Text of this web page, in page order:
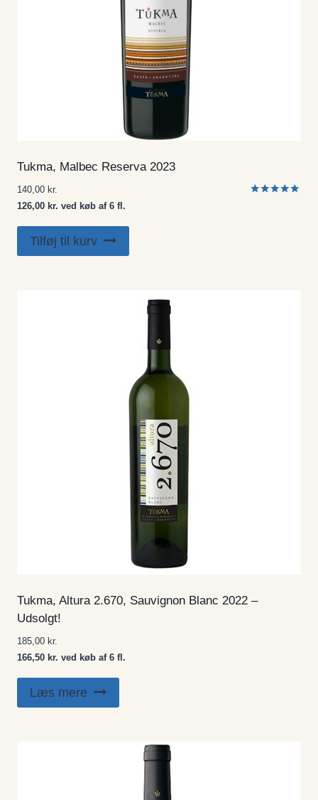
Tukma, Malbec Reserva 2023
140,00 kr.
126,00 kr. ved køb af 6 fl.
Tilføj til kurv
Tukma, Altura 2.670, Sauvignon Blanc 2022 –
Udsolgt!
185,00 kr.
166,50 kr. ved køb af 6 fl.
Læs mere